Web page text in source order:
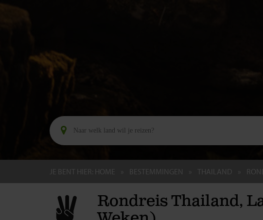
JE BENT HIER: HOME BESTEMMINGEN THAILAND
Rondreis Thailand,